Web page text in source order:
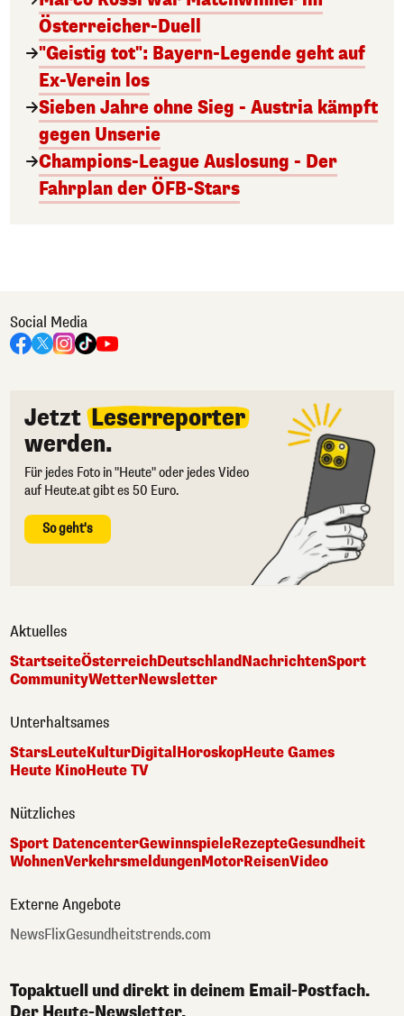
Österreicher-Duell
"Geistig tot": Bayern-Legende geht auf
Ex-Verein los
Sieben Jahre ohne Sieg - Austria kämpft
gegen Unserie
Champions-League Auslosung - Der
Fahrplan der ÖFB-Stars
Social Media
Jetzt Leserreporter
werden.
Für jedes Foto in "Heute" oder jedes Video
auf Heute.at gibt es 50 Euro.
So geht's
Aktuelles
StartseiteÖsterreichDeutschlandNachrichtenSport
CommunityWetterNewsletter
Unterhaltsames
StarsLeuteKulturDigital HoroskopHeute Games
Heute KinoHeute TV
Nützliches
Sport DatencenterGewinnspieleRezepteGesundheit
WohnenVerkehrsmeldungenMotorReisenVideo
Externe Angebote
NewsFlixGesundheitstrends.com
Topaktuell und direkt in deinem Email-Postfach.